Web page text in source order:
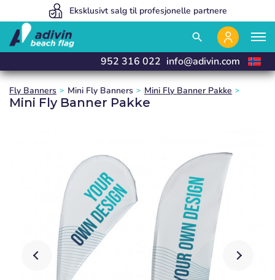
Vi produserer og leverer innen 24 timer
Eksklusivt salg til profesjonelle partnere
Prisene våre er så lave fordi vi selger 100 % på nett
search
952 316 022 info@adivin.com
Fly Banners Mini Fly Banners Mini Fly Banner Pakke
Mini Fly Banner Pakke